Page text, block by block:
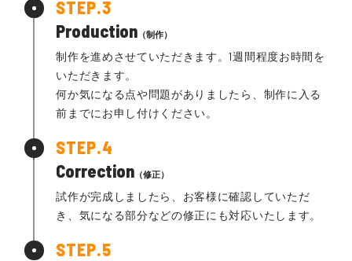
Production （制作）
制作を進めさせていただきます。1週間程度お時間を
いただきます。
何か気になる点や問題がありましたら、制作に入る
前までにお申し付けください。
Correction （修正）
試作が完成しましたら、お客様に確認していただ
き、気になる部分などの修正にも対応いたします。